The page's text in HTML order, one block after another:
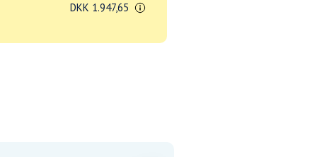
DKK 1.947,65